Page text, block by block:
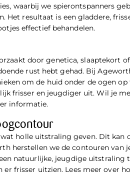
waarbij we spierontspanners
Het resultaat is een gladdere,
effectief behandelen.
door genetica, slaaptekort
rust hebt gehad. Bij
om de huid onder de ogen op
frisser en jeugdiger uit. Wil je
informatie.
holle uitstraling geven. Dit kan
herstellen we de contouren van
natuurlijke, jeugdige uitstraling
frisser uitzien. Lees meer over